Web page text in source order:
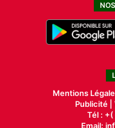
Mentions
Publicité|
Tél :
Email: